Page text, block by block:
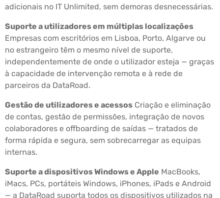
adicionais no IT Unlimited, sem demoras desnecessárias.
Suporte a utilizadores em múltiplas localizações
Empresas com escritórios em Lisboa, Porto, Algarve ou
no estrangeiro têm o mesmo nível de suporte,
independentemente de onde o utilizador esteja — graças
à capacidade de intervenção remota e à rede de
parceiros da DataRoad.
Gestão de utilizadores e acessos Criação e eliminação
de contas, gestão de permissões, integração de novos
colaboradores e offboarding de saídas — tratados de
forma rápida e segura, sem sobrecarregar as equipas
internas.
Suporte a dispositivos Windows e Apple MacBooks,
iMacs, PCs, portáteis Windows, iPhones, iPads e Android
— a DataRoad suporta todos os dispositivos utilizados na